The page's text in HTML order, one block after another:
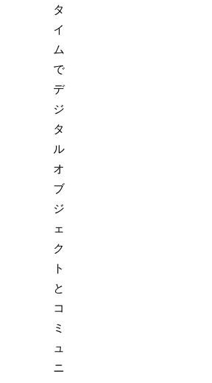
タ
イ
ム
で
デ
ジ
タ
ル
オ
ブ
ジ
ェ
ク
ト
と
コ
ミ
ュ
ニ